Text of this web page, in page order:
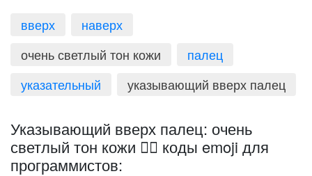
вверх
наверх
очень светлый тон кожи
палец
указательный
указывающий вверх палец
Указывающий вверх палец: очень
светлый тон кожи 👆🏻 коды emoji для
программистов: